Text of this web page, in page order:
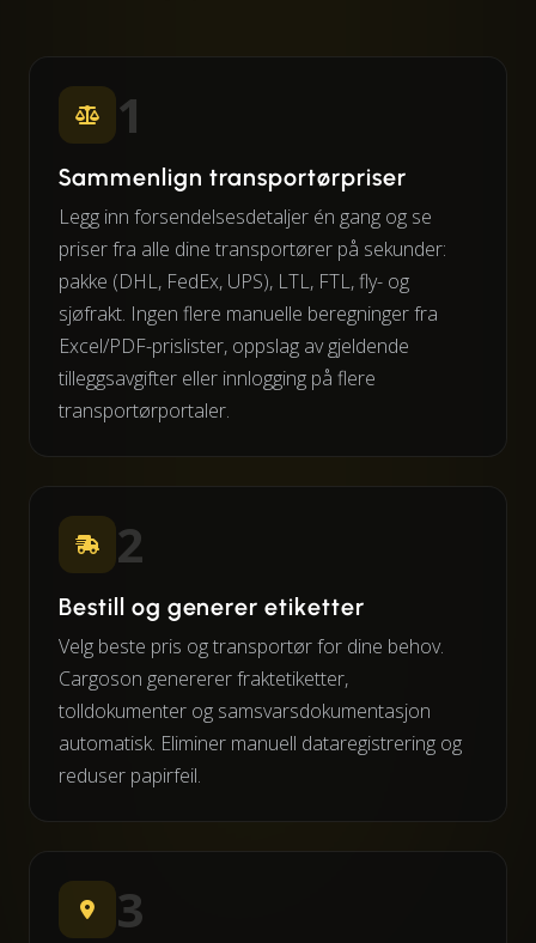
1
Sammenlign transportørpriser
Legg inn forsendelsesdetaljer én gang og se
priser fra alle dine transportører på sekunder:
pakke (DHL, FedEx, UPS), LTL, FTL, fly- og
sjøfrakt. Ingen flere manuelle beregninger fra
Excel/PDF-prislister, oppslag av gjeldende
tilleggsavgifter eller innlogging på flere
transportørportaler.
2
Bestill og generer etiketter
Velg beste pris og transportør for dine behov.
Cargoson genererer fraktetiketter,
tolldokumenter og samsvarsdokumentasjon
automatisk. Eliminer manuell dataregistrering og
reduser papirfeil.
3